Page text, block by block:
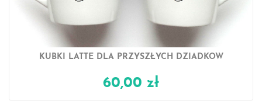
KUBKI LATTE DLA PRZYSZŁYCH DZIADKÓW
60,00 zł